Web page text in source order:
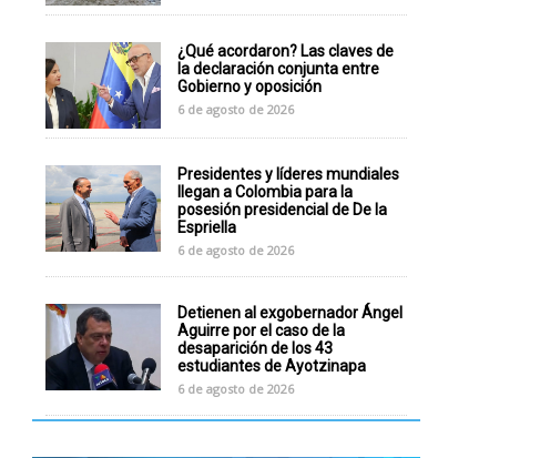
¿Qué acordaron? Las claves de
la declaración conjunta entre
Gobierno y oposición
6 de agosto de 2026
Presidentes y líderes mundiales
llegan a Colombia para la
posesión presidencial de De la
Espriella
6 de agosto de 2026
Detienen al exgobernador Ángel
Aguirre por el caso de la
desaparición de los 43
estudiantes de Ayotzinapa
6 de agosto de 2026